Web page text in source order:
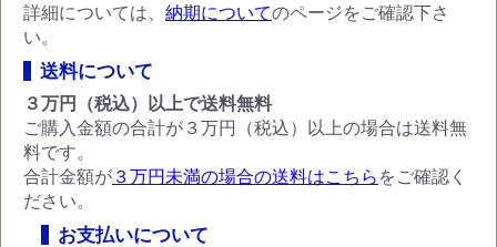
詳細については、 納期についてのページをご確認下さ
い。
送料について
３万円（税込）以上で送料無料
ご購入金額の合計が３万円（税込）以上の場合は送料無
料です。
合計金額が ３万円未満の場合の送料はこちら をご確認く
ださい。
お支払いについて